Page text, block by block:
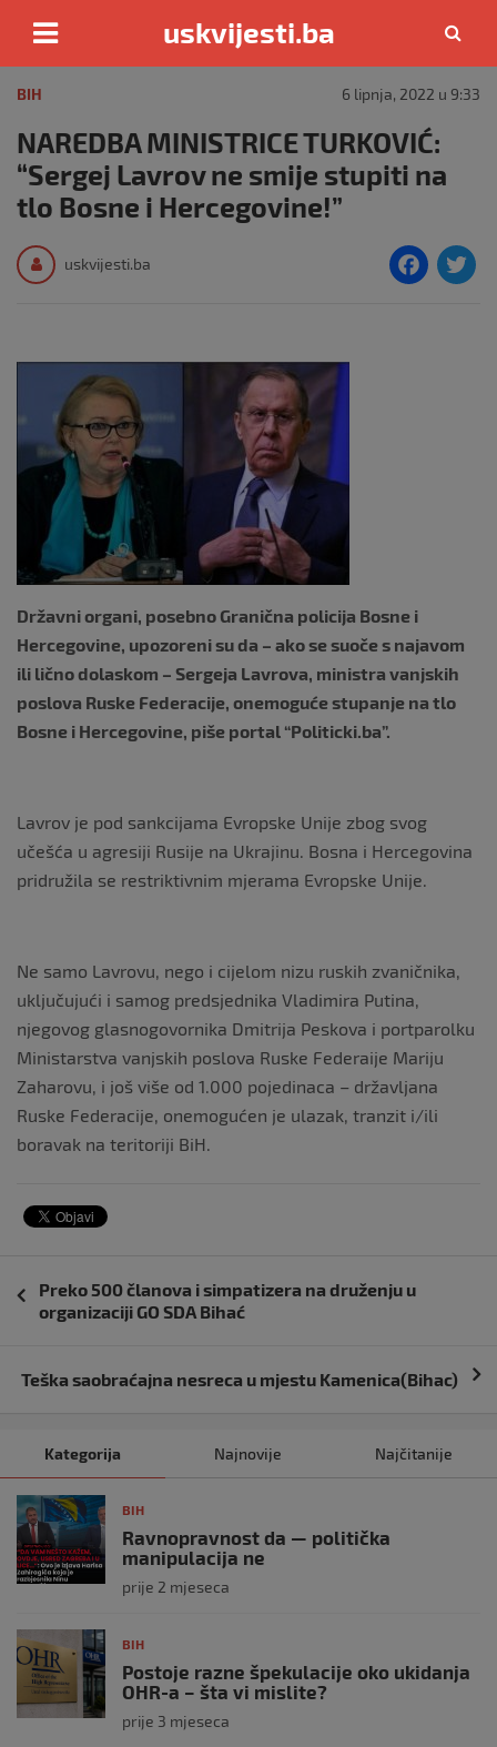
content
uskvijesti.ba
BIH 6 lipnja, 2022 u 9:33
NAREDBA MINISTRICE TURKOVIĆ:
“Sergej Lavrov ne smije stupiti na
tlo Bosne i Hercegovine!”
uskvijesti.ba
F
Državni organi, posebno Granična policija Bosne i
Hercegovine, upozoreni su da – ako se suoče s najavom
ili lično dolaskom – Sergeja Lavrova, ministra vanjskih
poslova Ruske Federacije, onemoguće stupanje na tlo
Bosne i Hercegovine, piše portal “Politicki.ba”.
Lavrov je pod sankcijama Evropske Unije zbog svog
učešća u agresiji Rusije na Ukrajinu. Bosna i Hercegovina
pridružila se restriktivnim mjerama Evropske Unije.
Ne samo Lavrovu, nego i cijelom nizu ruskih zvaničnika,
uključujući i samog predsjednika Vladimira Putina,
njegovog glasnogovornika Dmitrija Peskova i portparolku
Ministarstva vanjskih poslova Ruske Federaije Mariju
Zaharovu, i još više od 1.000 pojedinaca – državljana
Ruske Federacije, onemogućen je ulazak, tranzit i/ili
boravak na teritoriji BiH.
objava
Preko 500 članova i simpatizera na druženju u
organizaciji GO SDA Bihać
Teška saobraćajna nesreca u mjestu Kamenica(Bihac)
Kategorija Najnovije Najčitanije
BIH
Ravnopravnost da — politička
manipulacija ne
prije 2 mjeseca
BIH
Postoje razne špekulacije oko ukidanja
OHR-a – šta vi mislite?
prije 3 mjeseca